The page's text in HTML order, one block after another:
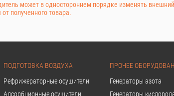
может в одностороннем порядке изменять
полученного товара.
ПОДГОТОВКА ВОЗДУХА
Рефрижераторные осушители
Адсорбционные осушители
ПРОЧЕЕ
Генераторы азота
Генераторы